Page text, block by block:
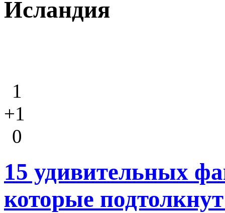
Исландия
1
+1
0
15 удивительных
которые